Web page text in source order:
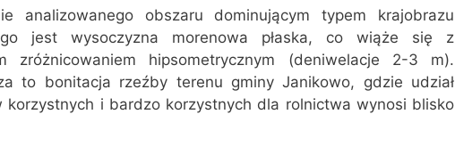
analizowanego obszaru dominującym typem krajobrazu
jest wysoczyzna morenowa płaska, co wiąże się z
zróżnicowaniem hipsometrycznym (deniwelacje 2-3 m).
to bonitacja rzeźby terenu gminy Janikowo, gdzie udział
korzystnych i bardzo korzystnych dla rolnictwa wynosi blisko